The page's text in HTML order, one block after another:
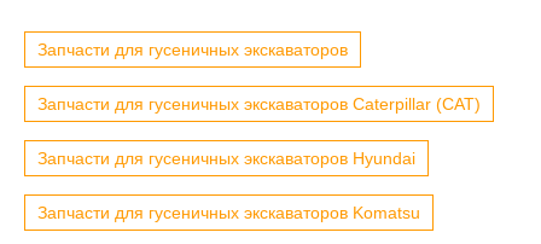
Запчасти для гусеничных экскаваторов
Запчасти для гусеничных экскаваторов Caterpillar (CAT)
Запчасти для гусеничных экскаваторов Hyundai
Запчасти для гусеничных экскаваторов Komatsu